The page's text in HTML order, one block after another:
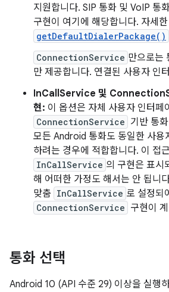
지원합니다. SIP 통화 및 VoIP 통
구현이 여기에 해당합니다. 자세
getDefaultDialerPackage()
ConnectionService 만으로는
만 제공합니다. 연결된 사용자 인
InCallService 및
현: 이 옵션은 자체 사용자 인터페
ConnectionService 기반 통
모든 Android 통화도 동일한 사용
하려는 경우에 적합합니다. 이 접
InCallService 의 구현은 표시
해 어떠한 가정도 해서는 안 됩니
맞춤 InCallService 로 설정되
ConnectionService 구현이
통화 선택
Android 10 (API 수준 29) 이상을 실행